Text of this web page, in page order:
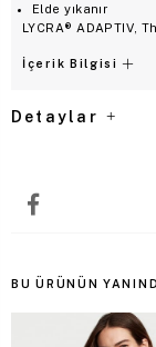
Elde yıkanır
LYCRA® ADAPTIV,
İçerik Bilgisi
Detaylar
BU ÜRÜNÜN